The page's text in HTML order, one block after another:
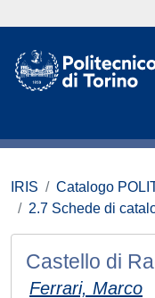
IRIS Catalogo
2.7 Schede di
Castello di
Ferrari, Marco